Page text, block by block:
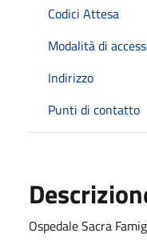
Codici Attesa
Modalità di
Indirizzo
Punti di contatto
Ospedale Sacra